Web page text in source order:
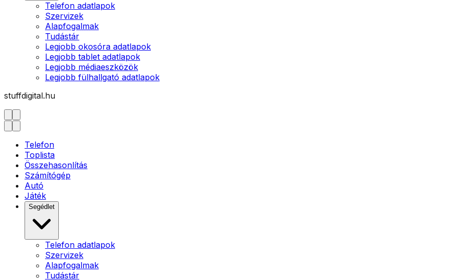
Telefon adatlapok
Szervizek
Alapfogalmak
Tudástár
Legjobb okosóra adatlapok
Legjobb tablet adatlapok
Legjobb médiaeszközök
Legjobb fülhallgató adatlapok
stuffdigital.hu
Telefon
Toplista
Összehasonlítás
Számítógép
Autó
Játék
Segédlet
Telefon adatlapok
Szervizek
Alapfogalmak
Tudástár